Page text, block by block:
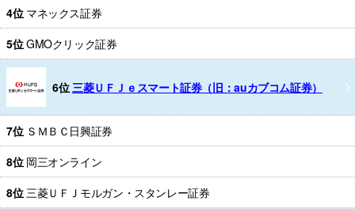
4位 マネックス証券
5位GMOクリック証券
6位 三菱ＵＦＪｅスマート証券（旧：auカブコム証券）
7位 ＳＭＢＣ日興証券
8位 岡三オンライン
8位 三菱ＵＦＪモルガン・スタンレー証券